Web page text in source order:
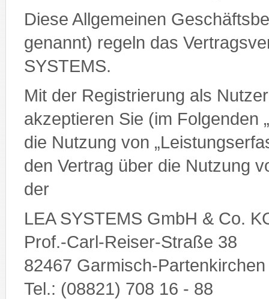
Diese Allgemeinen
genannt) regeln das
SYSTEMS.
Mit der Registrierung als
akzeptieren Sie (im Folgenden
die Nutzung von
den Vertrag über die Nutzung
der
LEA SYSTEMS GmbH & Co.
Prof.-Carl-Reiser-Straße 38
82467 Garmisch-Partenkirchen
Tel.: (08821) 708 16 - 88